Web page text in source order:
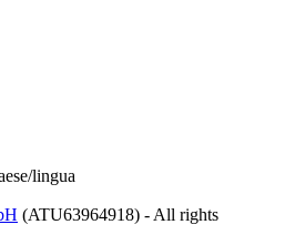
lingua
(ATU63964918) - All rights